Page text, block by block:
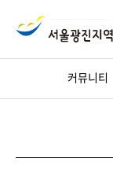
커뮤니티